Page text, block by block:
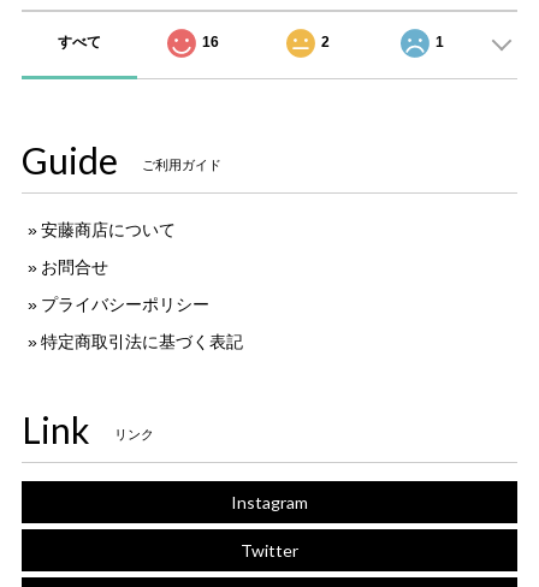
すべて 16 2 1
Guide ご利用ガイド
安藤商店について
お問合せ
プライバシーポリシー
特定商取引法に基づく表記
Link リンク
Instagram
Twitter